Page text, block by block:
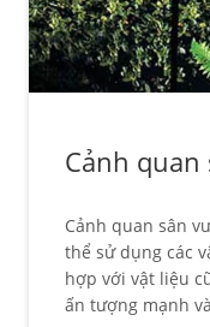
Cảnh
Cảnh quan sân
thể sử dụng các
hợp với vật liệu
ấn tượng mạnh